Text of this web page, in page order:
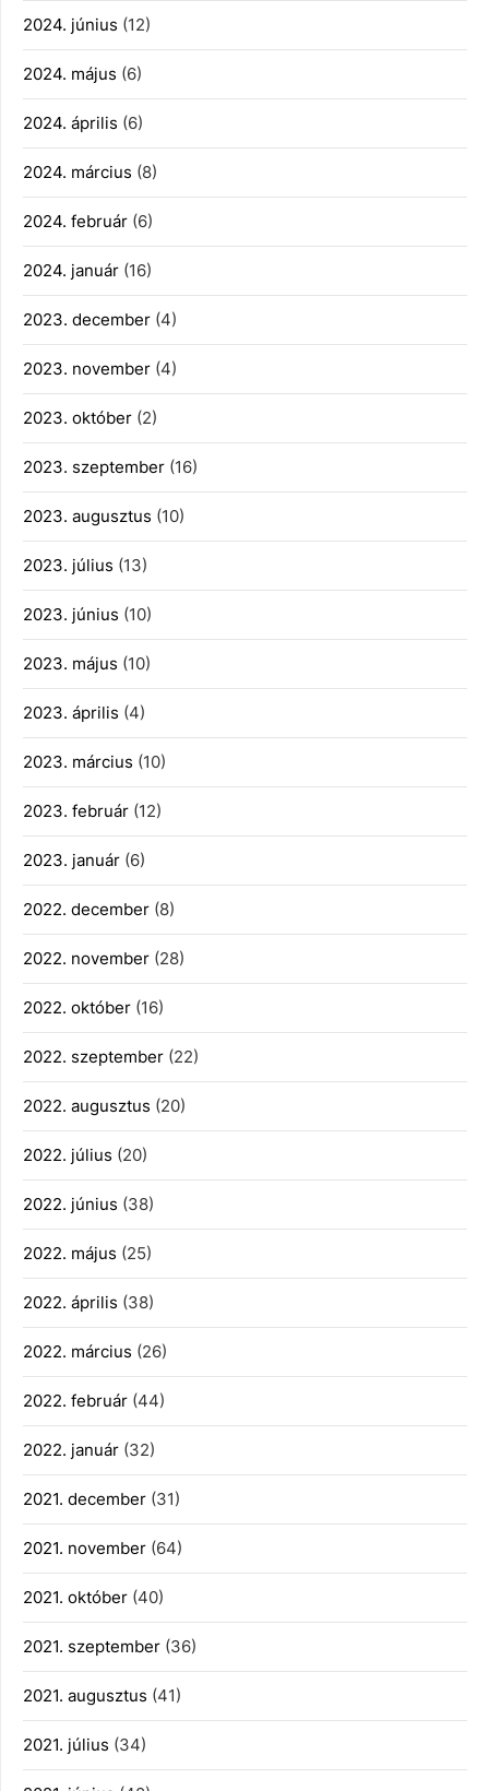
2024. június (12)
2024. május (6)
2024. április (6)
2024. március (8)
2024. február (6)
2024. január (16)
2023. december (4)
2023. november (4)
2023. október (2)
2023. szeptember (16)
2023. augusztus (10)
2023. július (13)
2023. június (10)
2023. május (10)
2023. április (4)
2023. március (10)
2023. február (12)
2023. január (6)
2022. december (8)
2022. november (28)
2022. október (16)
2022. szeptember (22)
2022. augusztus (20)
2022. július (20)
2022. június (38)
2022. május (25)
2022. április (38)
2022. március (26)
2022. február (44)
2022. január (32)
2021. december (31)
2021. november (64)
2021. október (40)
2021. szeptember (36)
2021. augusztus (41)
2021. július (34)